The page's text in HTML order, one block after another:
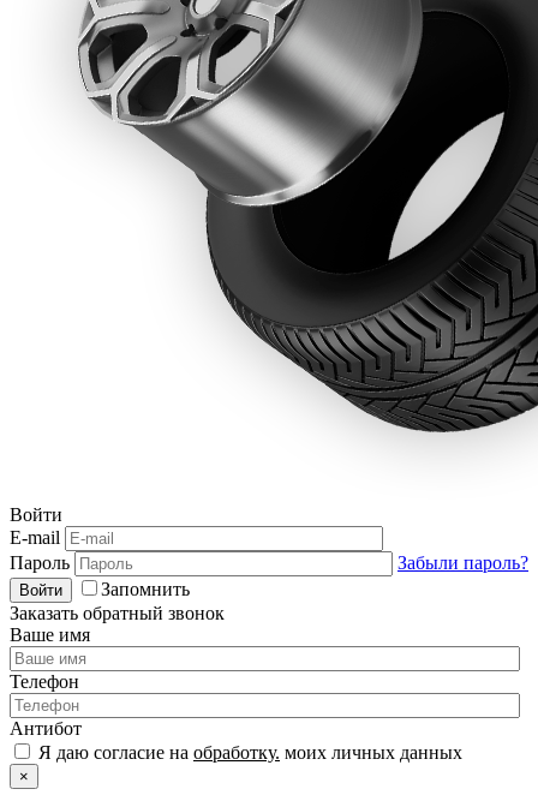
Войти
E-mail
Пароль
Забыли пароль?
Войти
Запомнить
Заказать обратный звонок
Ваше имя
Телефон
Антибот
Я даю согласие на обработку. моих личных данных
×